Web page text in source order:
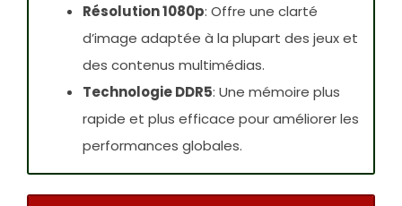
Résolution 1080p: Offre une clarté
d’image adaptée à la plupart des jeux et
des contenus multimédias.
Technologie DDR5: Une mémoire plus
rapide et plus efficace pour améliorer les
performances globales.